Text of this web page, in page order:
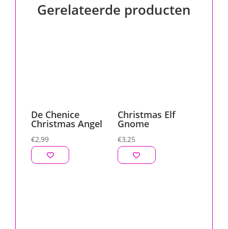
Gerelateerde producten
De Chenice
Christmas Angel
€2,99
Christmas Elf
Gnome
€3,25